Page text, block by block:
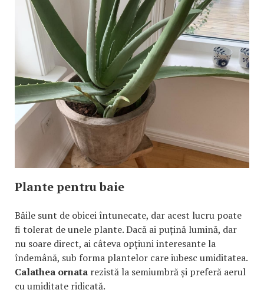
Plante pentru baie
Băile sunt de obicei întunecate, dar acest lucru poate
fi tolerat de unele plante. Dacă ai puțină lumină, dar
nu soare direct, ai câteva opțiuni interesante la
îndemână, sub forma plantelor care iubesc umiditatea.
Calathea ornata rezistă la semiumbră și preferă aerul
cu umiditate ridicată.